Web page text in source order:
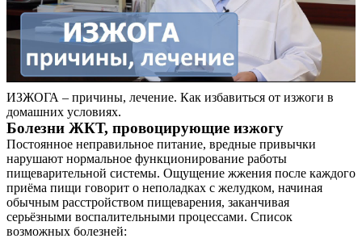
ИЗЖОГА – причины, лечение. Как избавиться от изжоги в
домашних условиях.
Болезни ЖКТ, провоцирующие изжогу
Постоянное неправильное питание, вредные привычки
нарушают нормальное функционирование работы
пищеварительной системы. Ощущение жжения после каждого
приёма пищи говорит о неполадках с желудком, начиная
обычным расстройством пищеварения, заканчивая
серьёзными воспалительными процессами. Список
возможных болезней: